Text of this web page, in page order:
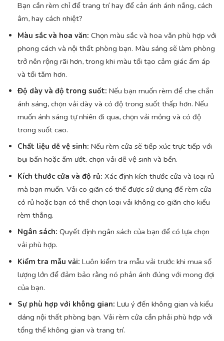
Bạn cần rèm chỉ để trang trí hay để cản ánh ánh nắng, cách
âm, hay cách nhiệt?
Màu sắc và hoa văn: Chọn màu sắc và hoa văn phù hợp với
phong cách và nội thất phòng bạn. Màu sáng sẽ làm phòng
trở nên rộng rãi hơn, trong khi màu tối tạo cảm giác ấm áp
và tối tăm hơn.
Độ dày và độ trong suốt: Nếu bạn muốn rèm để che chắn
ánh sáng, chọn vải dày và có độ trong suốt thấp hơn. Nếu
muốn ánh sáng tự nhiên đi qua, chọn vải mỏng và có độ
trong suốt cao.
Chất liệu dễ vệ sinh: Nếu rèm cửa sẽ tiếp xúc trực tiếp với
bụi bẩn hoặc ẩm ướt, chọn vải dễ vệ sinh và bền.
Kích thước cửa và độ rủ: Xác định kích thước cửa và loại rủ
mà bạn muốn. Vải co giãn có thể được sử dụng để rèm cửa
có rủ hoặc bạn có thể chọn loại vải không co giãn cho kiểu
rèm thẳng.
Ngân sách: Quyết định ngân sách của bạn để có lựa chọn
vải phù hợp.
Kiểm tra mẫu vải: Luôn kiểm tra mẫu vải trước khi mua số
lượng lớn để đảm bảo rằng nó phản ánh đúng với mong đợi
của bạn.
Sự phù hợp với không gian: Lưu ý đến không gian và kiểu
dáng nội thất phòng bạn. Vải rèm cửa cần phải phù hợp với
tổng thể không gian và trang trí.